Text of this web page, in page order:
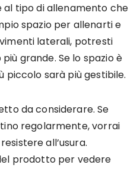
al tipo di allenamento che
spazio per allenarti e
laterali, potresti
grande. Se lo spazio è
piccolo sarà più gestibile.
da considerare. Se
regolarmente, vorrai
all’usura.
prodotto per vedere